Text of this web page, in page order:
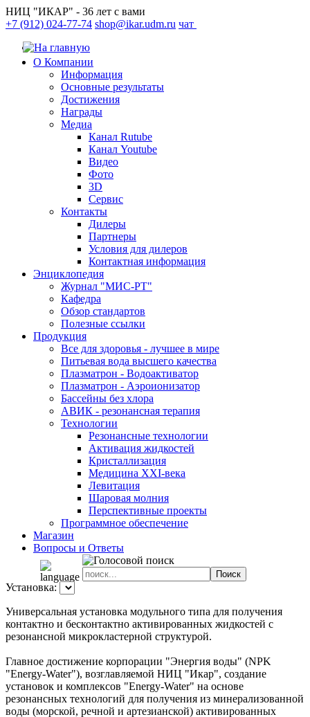
НИЦ "ИКАР" - 36 лет с вами
+7 (912) 024-77-74 shop@ikar.udm.ru чат
О Компании
Информация
Основные результаты
Достижения
Награды
Медиа
Канал Rutube
Канал Youtube
Видео
Фото
3D
Сервис
Контакты
Дилеры
Партнеры
Условия для дилеров
Контактная информация
Энциклопедия
Журнал "МИС-РТ"
Кафедра
Обзор стандартов
Полезные ссылки
Продукция
Все для здоровья - лучшее в мире
Питьевая вода высшего качества
Плазматрон - Водоактиватор
Плазматрон - Аэроионизатор
Бассейны без хлора
АВИК - резонансная терапия
Технологии
Резонансные технологии
Активация жидкостей
Кристаллизация
Медицина XXI-века
Левитация
Шаровая молния
Перспективные проекты
Программное обеспечение
Магазин
Вопросы и Ответы
Установка:
Универсальная установка модульного типа для получения
контактно и бесконтактно активированных жидкостей с
резонансной микрокластерной структурой.
Главное достижение корпорации "Энергия воды" (NPK
"Energy-Water"), возглавляемой НИЦ "Икар", создание
установок и комплексов "Energy-Water" на основе
резонансных технологий для получения из минерализованной
воды (морской, речной и артезианской) активированных